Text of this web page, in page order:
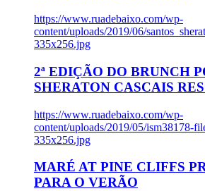
https://www.ruadebaixo.com/wp-
content/uploads/2019/06/
335x256.jpg
2ª EDIÇÃO DO BRUNCH
SHERATON CASCAIS
https://www.ruadebaixo.com/wp-
content/uploads/2019/05/ism38178-
335x256.jpg
MARÉ AT PINE CLIFFS
PARA O VERÃO